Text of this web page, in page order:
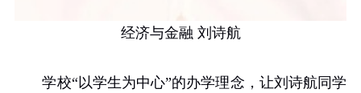
经济与金融 刘诗航
学校“以学生为中心”的办学理念，让刘诗航同学